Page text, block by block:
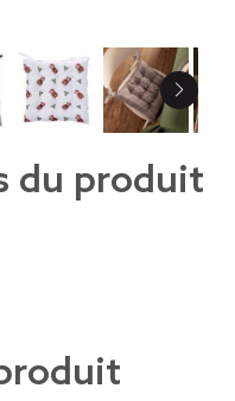
du produit